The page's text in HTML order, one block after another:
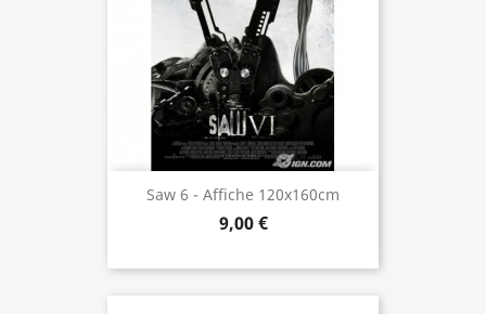
Saw 6 - Affiche 120x160cm
9,00 €